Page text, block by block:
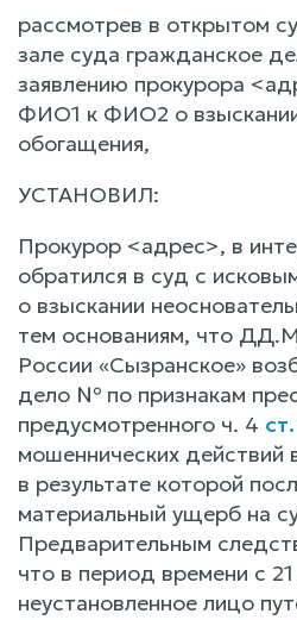
рассмотрев в открытом
зале суда гражданское
заявлению прокурора
ФИО1 к ФИО2 о взыскании
обогащения,
УСТАНОВИЛ:
Прокурор <адрес>, в
обратился в суд с
о взыскании
тем основаниям, что
России «Сызранское»
дело № по признакам
предусмотренного ч. 4
мошеннических
в результате которой
материальный ущерб на
Предварительным
что в период времени с
неустановленное лицо